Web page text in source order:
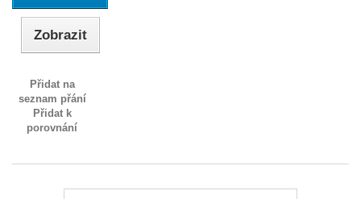
Zobrazit
Přidat na
seznam přání
Přidat k
porovnání